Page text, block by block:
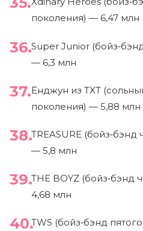
поколения) — 6,47 млн
Super Junior
— 6,3 млн
Ёнджун из TXT
поколения) — 5,88 млн
TREASURE
— 5,8 млн
THE BOYZ (бойз‑бэнд
4,68 млн
TWS (бойз‑бэнд